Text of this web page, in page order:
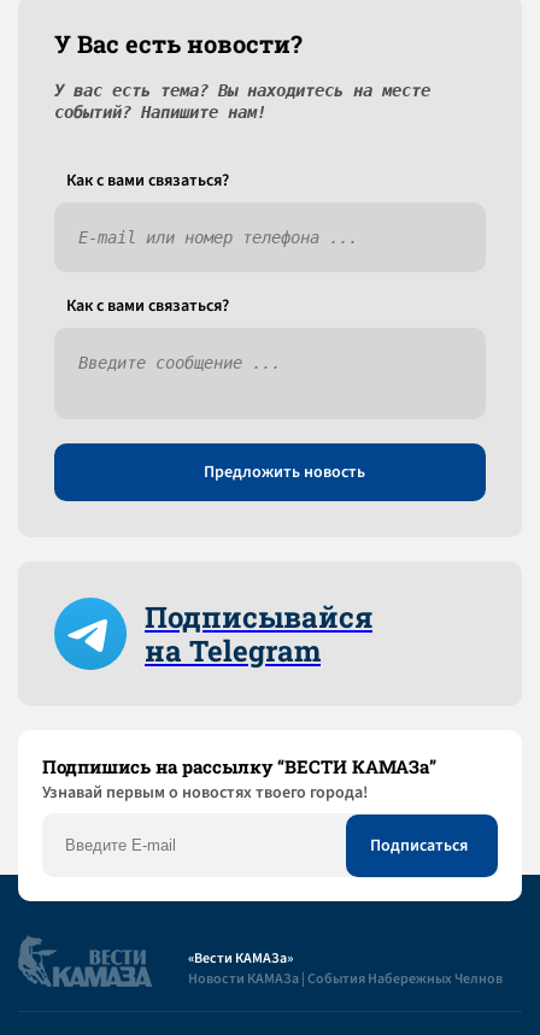
У Вас есть новости?
У вас есть тема? Вы находитесь на месте
событий? Напишите нам!
Как c вами связаться?
Как c вами связаться?
Предложить новость
Подписывайся
на Telegram
Подпишись на рассылку “ВЕСТИ КАМАЗа”
Узнaвай первым о новостях твоего города!
«Вести КАМАЗа»
Новости КАМАЗа | События Набережных Челнов